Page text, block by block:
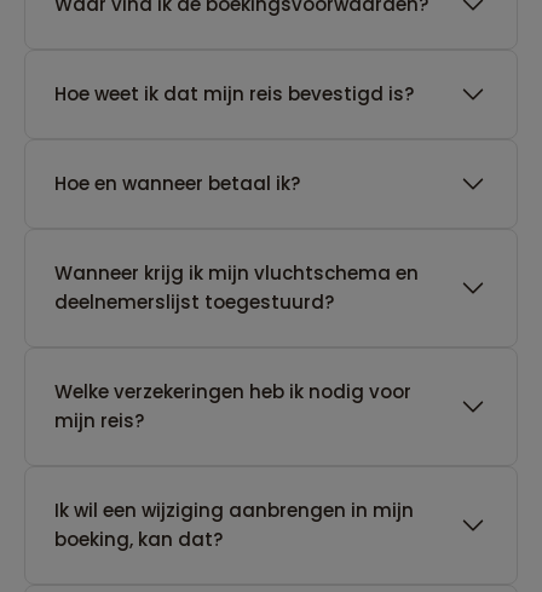
Hoe weet ik dat mijn reis bevestigd is?
Hoe en wanneer betaal ik?
Wanneer krijg ik mijn vluchtschema en
deelnemerslijst toegestuurd?
Welke verzekeringen heb ik nodig voor
mijn reis?
Ik wil een wijziging aanbrengen in mijn
boeking, kan dat?